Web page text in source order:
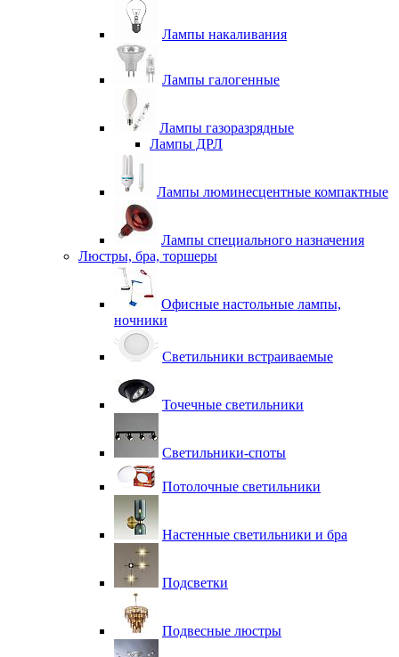
Лампы накаливания
Лампы галогенные
Лампы газоразрядные
Лампы ДРЛ
Лампы люминесцентные компактные
Лампы специального назначения
Люстры, бра, торшеры
Офисные настольные лампы,
ночники
Светильники встраиваемые
Точечные светильники
Светильники-споты
Потолочные светильники
Настенные светильники и бра
Подсветки
Подвесные люстры